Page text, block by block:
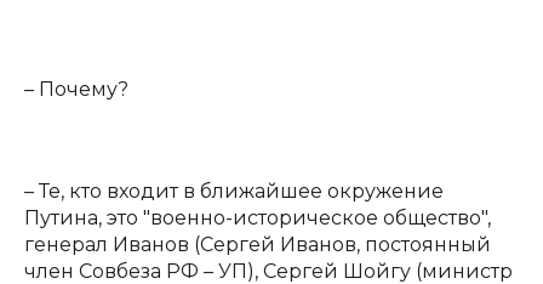
– Почему?
– Те, кто входит в ближайшее окружение
Путина, это "военно-историческое общество",
генерал Иванов (Сергей Иванов, постоянный
член Совбеза РФ – УП), Сергей Шойгу (министр